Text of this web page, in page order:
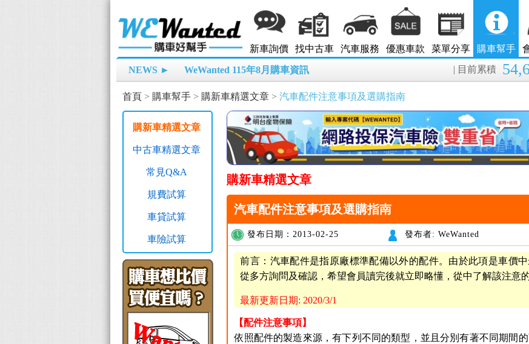
新車詢價 找中古車 汽車服務 優惠車款 菜單分享 購車幫手
NEWS ► WeWanted 115年8月購車資訊 | 目前累積
首頁 > 購車幫手 > 購新車精選文章 > 汽車配件注意事項及選購指南
購新車精選文章
中古車精選文章
常見Q&A
規費試算
車貸試算
車險試算
購新車精選文章
汽車配件注意事項及選購指南
發布日期：2013-02-25 發布者: WeWanted
前言：汽車配件是指原廠標準配備以外的配件。由於此項是車價中
從多方詢問及確認，希望會員讀完後就立即略懂，從中了解該注意
最新更新日期: 2020/3/1
【配件注意事項】
依照配件的製造來源，有下列不同的類型，並且分別有著不同期間